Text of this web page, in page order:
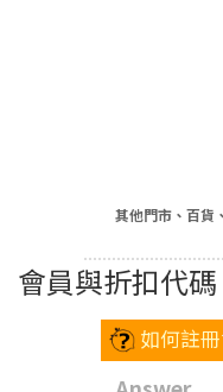
其他門市、百貨
會員與折扣代碼
如何註